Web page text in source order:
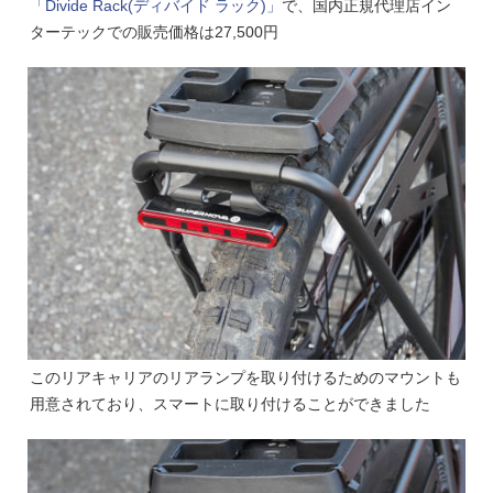
「Divide Rack(ディバイド ラック)」 で、国内正規代理店イン
ターテックでの販売価格は27,500円
このリアキャリアのリアランプを取り付けるためのマウントも
用意されており、スマートに取り付けることができました